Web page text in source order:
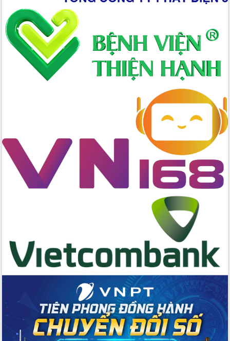
Đắk Lắk ký kết thỏa thuận hợp tác về
chuyển đổi số giai đoạn 2026 – 2030
với Tập đoàn Bưu chính Viễn thông
Việt Nam
Thứ trưởng Bộ Y tế làm việc với tỉnh
Đắk Lắk về phát triển nhân lực y tế
cho trạm y tế cấp xã
Đoàn đại biểu Quốc hội tỉnh Đắk Lắk
trao đổi thông tin trước Kỳ họp thứ
nhất, Quốc hội khóa XVI
Quyết liệt cải cách hành chính, khơi
thông nguồn lực phát triển
Phó Chủ tịch Thường trực UBND tỉnh
Hồ Thị Nguyên Thảo làm việc tại Trung
tâm Phục vụ hành chính công xã Ea
Phê
Xây dựng nền hành chính số đồng
hành cùng nông dân dân, doanh nghiệp
Giai đoạn 2026-2030, Đắk Lắk phấn
đấu có 77% xã đạt chuẩn nông thôn
mới